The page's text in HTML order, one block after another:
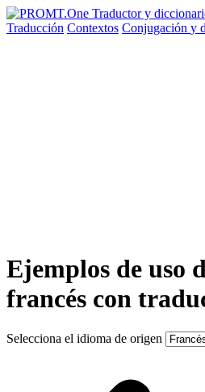
Traducción Contextos Conjugación y
Ejemplos de uso
francés con
Selecciona el idioma de origen